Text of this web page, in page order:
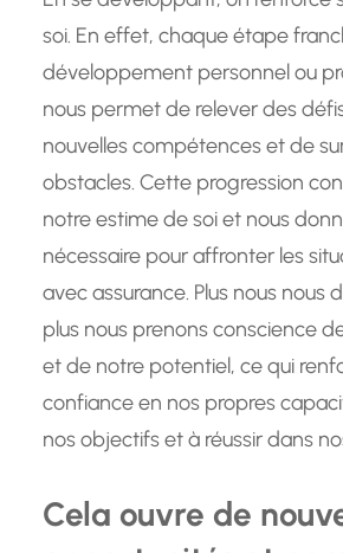
soi. En effet, chaque étape
développement personnel ou
nous permet de relever des
nouvelles compétences et de
obstacles. Cette progression
notre estime de soi et nous
nécessaire pour affronter les
avec assurance. Plus nous nous
plus nous prenons conscience
et de notre potentiel, ce qui
confiance en nos propres
nos objectifs et à réussir dans
Cela ouvre de